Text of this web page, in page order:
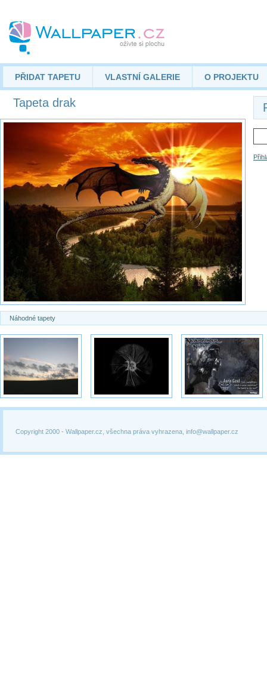
PŘIDAT TAPETU VLASTNÍ GALERIE O PROJEKTU
Tapeta drak
Náhodné tapety
Copyright 2000 - Wallpaper.cz, všechna práva vyhrazena, info@wallpaper.cz